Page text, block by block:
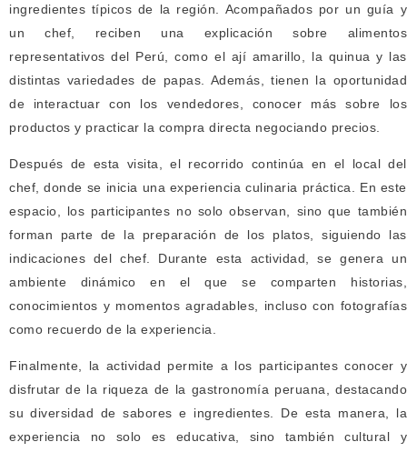
ingredientes típicos de la región. Acompañados por un guía y
un chef, reciben una explicación sobre alimentos
representativos del Perú, como el ají amarillo, la quinua y las
distintas variedades de papas. Además, tienen la oportunidad
de interactuar con los vendedores, conocer más sobre los
productos y practicar la compra directa negociando precios.
Después de esta visita, el recorrido continúa en el local del
chef, donde se inicia una experiencia culinaria práctica. En este
espacio, los participantes no solo observan, sino que también
forman parte de la preparación de los platos, siguiendo las
indicaciones del chef. Durante esta actividad, se genera un
ambiente dinámico en el que se comparten historias,
conocimientos y momentos agradables, incluso con fotografías
como recuerdo de la experiencia.
Finalmente, la actividad permite a los participantes conocer y
disfrutar de la riqueza de la gastronomía peruana, destacando
su diversidad de sabores e ingredientes. De esta manera, la
experiencia no solo es educativa, sino también cultural y